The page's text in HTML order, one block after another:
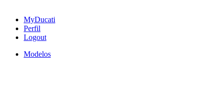
MyDucati
Perfil
Logout
Modelos